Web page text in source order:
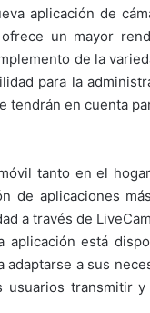
aplicación de
un mayor
de la
para la
tendrán en cuenta
tanto en el
de aplicaciones
a través de
aplicación está
a sus
transmitir